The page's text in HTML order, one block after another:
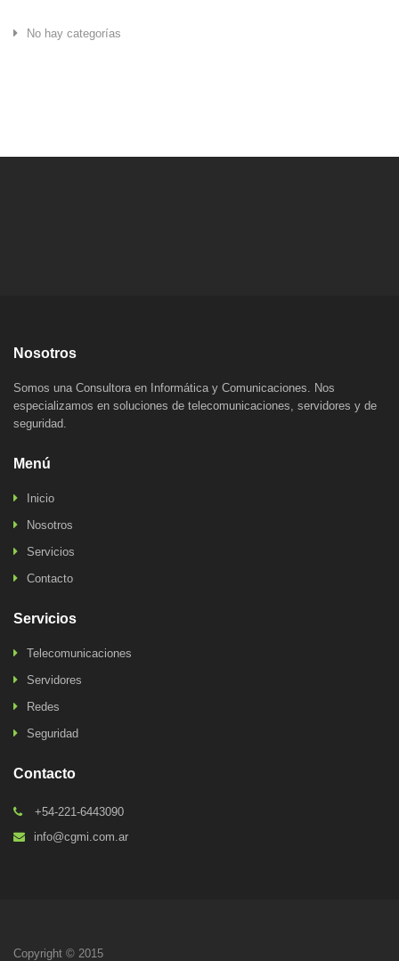
No hay categorías
Nosotros
Somos una Consultora en Informática y Comunicaciones. Nos
especializamos en soluciones de telecomunicaciones, servidores y de
seguridad.
Menú
Inicio
Nosotros
Servicios
Contacto
Servicios
Telecomunicaciones
Servidores
Redes
Seguridad
Contacto
+54-221-6443090
info@cgmi.com.ar
Copyright © 2015